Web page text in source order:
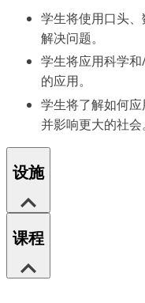
学生将使用口头
解决问题。
学生将应用科学
的应用。
学生将了解如何
并影响更大的社会。
设施
课程